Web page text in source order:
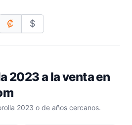
₡ $
2023a la venta en
2023 o de años cercanos.